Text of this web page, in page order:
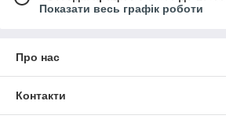
Показати весь графік роботи
Про нас
Контакти